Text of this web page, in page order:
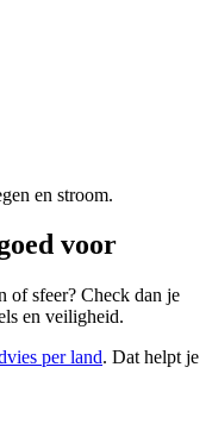
en stroom.
voor
of sfeer? Check dan je
en veiligheid.
per land. Dat helpt je